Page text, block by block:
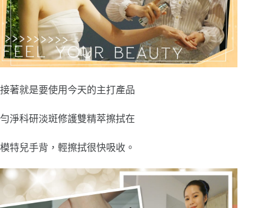
接著就是要使用今天的主打產品
勻淨科研淡斑修護雙精萃擦拭在
模特兒手背，輕擦拭很快吸收。